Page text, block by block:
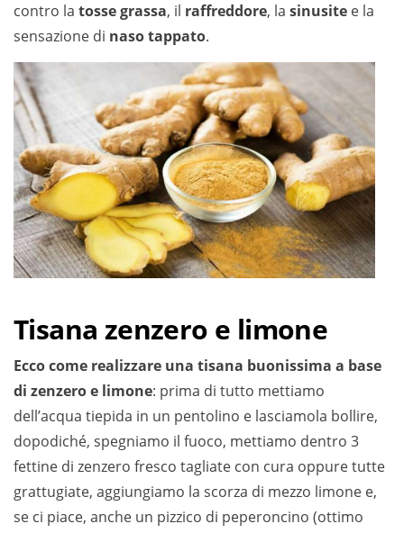
contro la tosse grassa, il raffreddore, la sinusite e la
sensazione di naso tappato.
Tisana zenzero e limone
Ecco come realizzare una tisana buonissima a base
di zenzero e limone: prima di tutto mettiamo
dell’acqua tiepida in un pentolino e lasciamola bollire,
dopodiché, spegniamo il fuoco, mettiamo dentro 3
fettine di zenzero fresco tagliate con cura oppure tutte
grattugiate, aggiungiamo la scorza di mezzo limone e,
se ci piace, anche un pizzico di peperoncino (ottimo